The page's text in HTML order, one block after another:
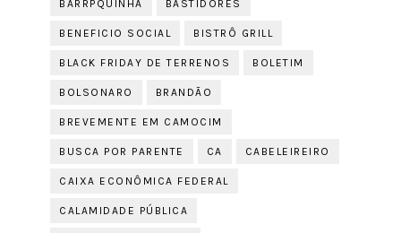
BARRPQUINHA BASTIDORES
BENEFICIO SOCIAL BISTRÔ GRILL
BLACK FRIDAY DE TERRENOS BOLETIM
BOLSONARO BRANDÃO
BREVEMENTE EM CAMOCIM
BUSCA POR PARENTE CA CABELEIREIRO
CAIXA ECONÔMICA FEDERAL
CALAMIDADE PÚBLICA